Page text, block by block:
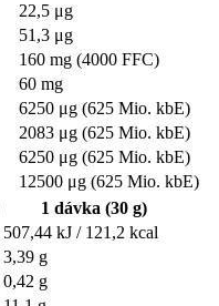
22,5 μg
51,3 μg
160 mg (4000 FFC)
60 mg
6250 μg (625 Mio. kbE)
2083 μg (625 Mio. kbE)
6250 μg (625 Mio. kbE)
12500 μg (625 Mio. kbE)
1 dávka (30 g)
507,44 kJ / 121,2 kcal
3,39 g
0,42 g